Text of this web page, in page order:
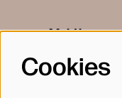
Meld je aan
Cookies